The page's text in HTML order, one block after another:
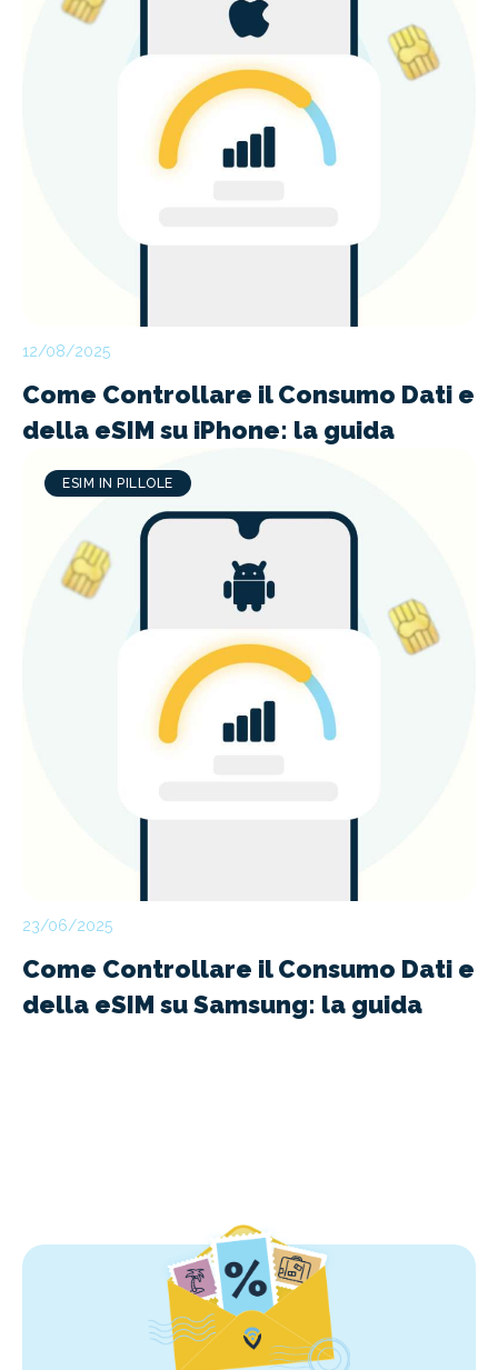
12/08/2025
Come Controllare il Consumo Dati e
della eSIM su iPhone: la guida
ESIM IN PILLOLE
23/06/2025
Come Controllare il Consumo Dati e
della eSIM su Samsung: la guida